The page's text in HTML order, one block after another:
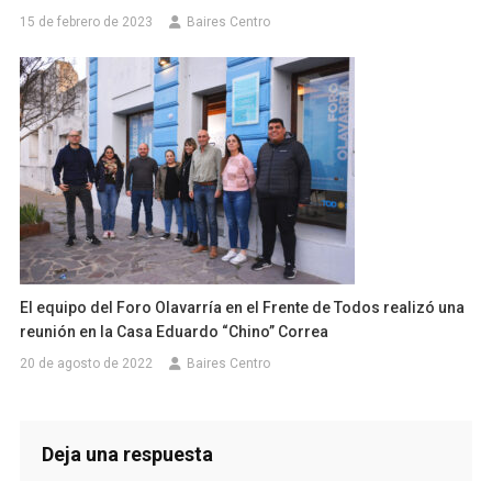
15 de febrero de 2023 Baires Centro
El equipo del Foro Olavarría en el Frente de Todos realizó una
reunión en la Casa Eduardo “Chino” Correa
20 de agosto de 2022 Baires Centro
Deja una respuesta